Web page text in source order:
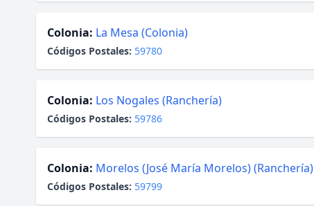
Colonia: La Mesa (Colonia)
Códigos Postales: 59780
Colonia: Los Nogales (Ranchería)
Códigos Postales: 59786
Colonia: Morelos (José María Morelos) (Ranchería)
Códigos Postales: 59799